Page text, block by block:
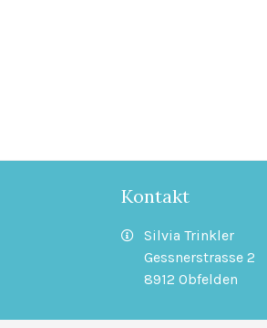
Kontakt
Silvia Trinkler
Gessnerstrasse 2
8912 Obfelden